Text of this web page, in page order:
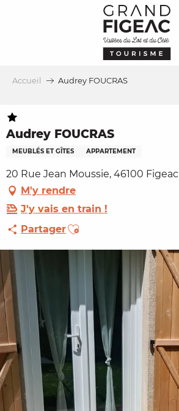
Accueil Audrey FOUCRAS
Audrey FOUCRAS
MEUBLÉS ET GÎTES APPARTEMENT
20 Rue Jean Moussie, 46100 Figeac
M'y rendre
J'y vais en train !
PartagerAjouter aux favoris